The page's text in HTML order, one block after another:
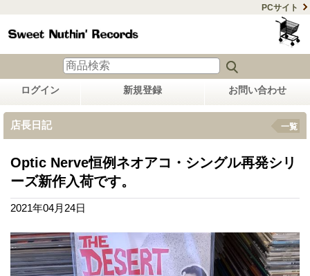
PCサイト
ログイン 新規登録 お問い合わせ
店長日記 一覧
Optic Nerve恒例ネオアコ・シングル再発シリ
ーズ新作入荷です。
2021年04月24日